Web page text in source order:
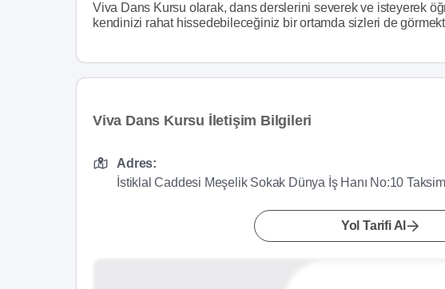
Viva Dans Kursu olarak, dans derslerini severek ve isteyerek
kendinizi rahat hissedebileceğiniz bir ortamda sizleri de
Viva Dans Kursu İletişim Bilgileri
Adres:
İstiklal Caddesi Meşelik Sokak Dünya İş Hanı No:10 Taksim
Yol Tarifi Al